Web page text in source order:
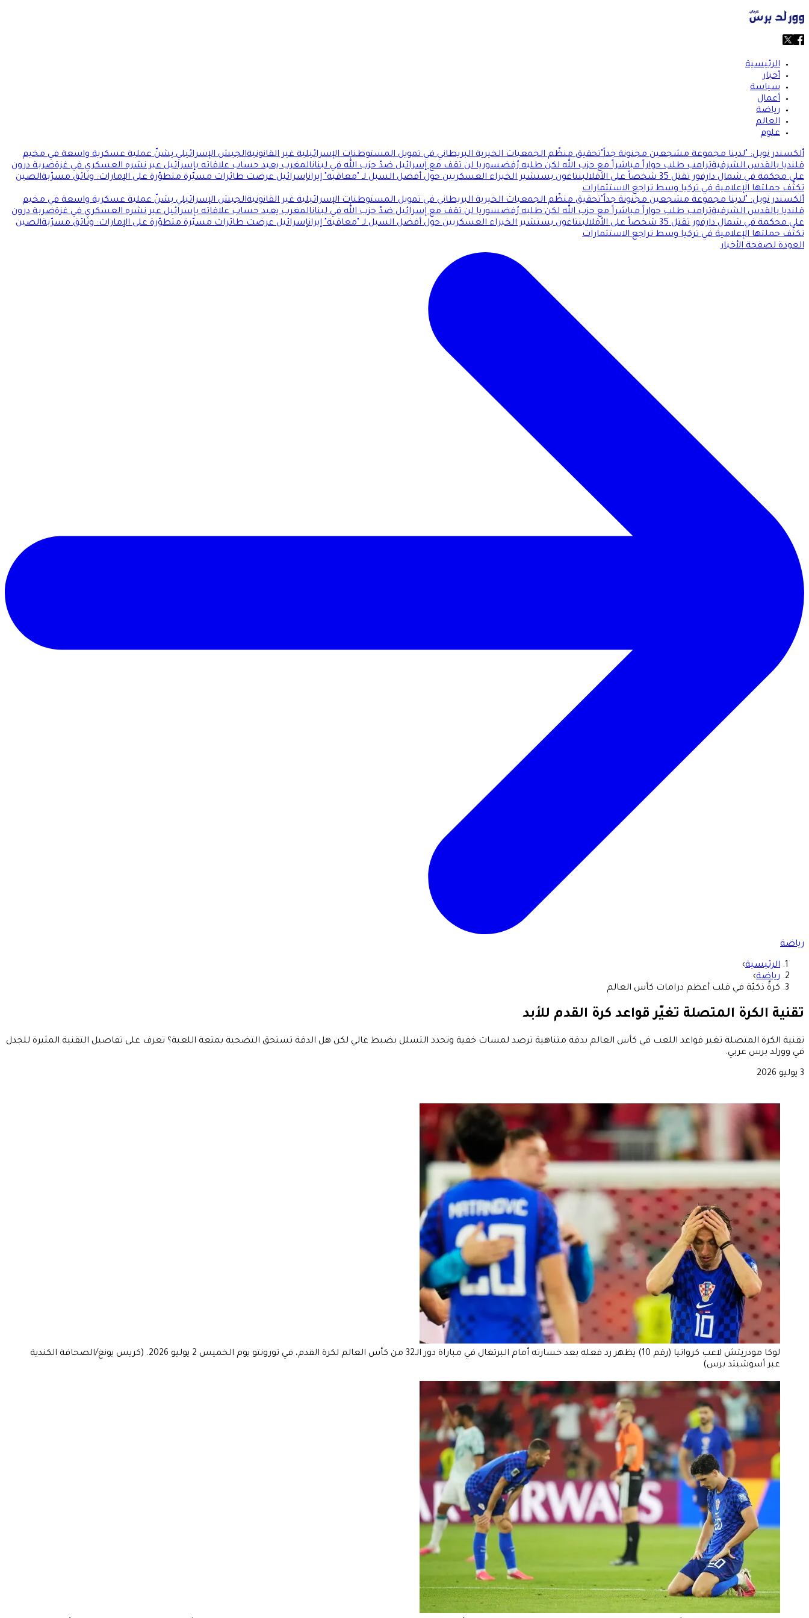
الرئيسية
أخبار
سياسة
أعمال
رياضة
العالم
علوم
ألكسندر نوبل: "لدينا مجموعة مشجعين مجنونة جداً"تحقيق منظّم الجمعيات الخيرية البريطاني في تمويل المستوطنات الإسرائيلية غير القانونيةالجيش الإسرائيلي يشنّ عملية عسكرية واسعة في مخيم
قلنديا بالقدس الشرقيةترامب طلب حواراً مباشراً مع حزب الله لكن طلبه رُفضسوريا لن تقف مع إسرائيل ضدّ حزب الله في لبنانالمغرب يعيد حساب علاقاته بإسرائيل عبر نشره العسكري في غزةضربة درون
على محكمة في شمال دارفور تقتل 35 شخصاً على الأقل
البنتاغون يستشير الخبراء العسكريين حول أفضل السبل لـ "معاقبة" إيرانإسرائيل عرضت طائرات مسيّرة متطوّرة على الإمارات: وثائق مسرّبةالصين
تكثّف حملتها الإعلامية في تركيا وسط تراجع الاستثمارات
ألكسندر نوبل: "لدينا مجموعة مشجعين مجنونة جداً"تحقيق منظّم الجمعيات الخيرية البريطاني في تمويل المستوطنات الإسرائيلية غير القانونيةالجيش الإسرائيلي يشنّ عملية عسكرية واسعة في مخيم
قلنديا بالقدس الشرقيةترامب طلب حواراً مباشراً مع حزب الله لكن طلبه رُفضسوريا لن تقف مع إسرائيل ضدّ حزب الله في لبنانالمغرب يعيد حساب علاقاته بإسرائيل عبر نشره العسكري في غزةضربة درون
على محكمة في شمال دارفور تقتل 35 شخصاً على الأقل
البنتاغون يستشير الخبراء العسكريين حول أفضل السبل لـ "معاقبة" إيرانإسرائيل عرضت طائرات مسيّرة متطوّرة على الإمارات: وثائق مسرّبةالصين
تكثّف حملتها الإعلامية في تركيا وسط تراجع الاستثمارات
العودة لصفحة الأخبار
رياضة
الرئيسية›
رياضة›
كرةٌ ذكيّة في قلب أعظم درامات كأس العالم
تقنية الكرة المتصلة تغيّر قواعد كرة القدم للأبد
تقنية الكرة المتصلة تغير قواعد اللعب في كأس العالم بدقة متناهية ترصد لمسات خفية وتحدد التسلل بضبط عالي لكن هل الدقة تستحق التضحية بمتعة اللعبة؟ تعرف على تفاصيل التقنية المثيرة للجدل
في وورلد برس عربي.
3 يوليو 2026
لوكا مودريتش لاعب كرواتيا (رقم 10) يظهر رد فعله بعد خسارته أمام البرتغال في مباراة دور الـ32 من كأس العالم لكرة القدم، في تورونتو يوم الخميس 2 يوليو 2026. (كريس يونغ/الصحافة الكندية
عبر أسوشيتد برس)